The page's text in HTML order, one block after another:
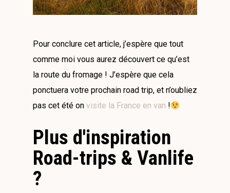
Pour conclure cet article, j’espère que tout
comme moi vous aurez découvert ce qu’est
la route du fromage ! J’espère que cela
ponctuera votre prochain road trip, et n’oubliez
pas cet été on visite la France en van !
Plus d'inspiration
Road-trips & Vanlife
?